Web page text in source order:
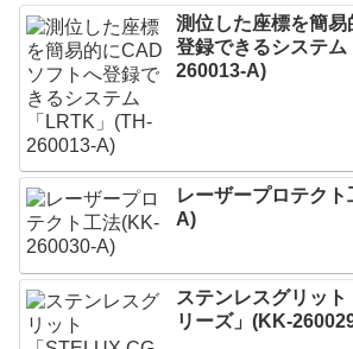
測位した座標を簡
登録できるシステ
260013-A)
レーザープロテク
A)
ステンレスグリッ
リーズ」(KK-